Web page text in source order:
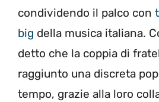
condividendo il palco con
big della musica italiana.
detto che la coppia di
raggiunto una discreta
tempo, grazie alla loro